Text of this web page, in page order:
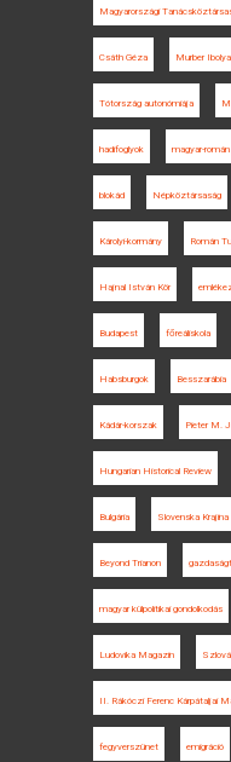
Magyarországi
Csáth Géza Murber Ibolya
Tótország autonómiája
hadifoglyok magyar-román
blokád Népköztársaság
Károlyi-kormány Román
Hajnal István Kör
Budapest főreáliskola
Habsburgok Besszarábia
Kádár-korszak Pieter M.
Hungarian Historical Review
Bulgária Slovenska Krajina
Beyond Trianon
magyar külpolitikai gondolkodás
Ludovika Magazin
II. Rákóczi Ferenc Kárpátaljai
fegyverszünet emigráció